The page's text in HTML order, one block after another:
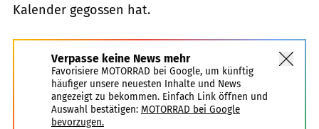
Kalender gegossen hat.
Verpasse keine News mehr
Favorisiere MOTORRAD bei Google, um künftig
häufiger unsere neuesten Inhalte und News
angezeigt zu bekommen. Einfach Link öffnen und
Auswahl bestätigen: MOTORRAD bei Google
bevorzugen.